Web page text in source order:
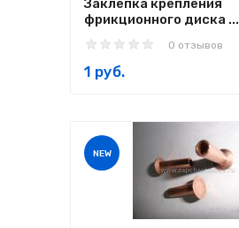
Заклепка крепления
фрикционного диска ...
0 отзывов
1 руб.
NEW